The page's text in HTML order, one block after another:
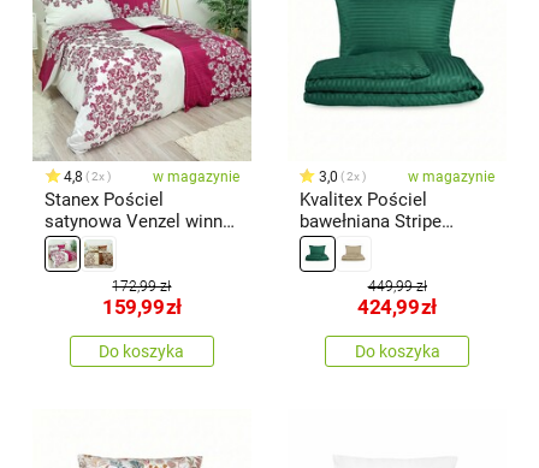
4,8 2x w magazynie
Stanex Pościel
satynowa Venzel winny,
140 x 200 cm, 70 x 90
cm
172,99 zł
159,99zł
Do koszyka
3,0 2x w magazynie
Kvalitex Pościel
bawełniana Stripe
ciemnozielony, 240 x
220 cm, 2 szt. 70 x 90
449,99 zł
424,99zł
Do koszyka